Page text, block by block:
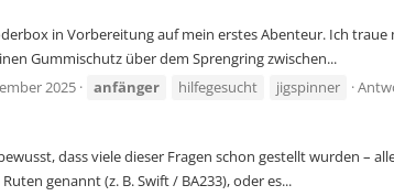
in Vorbereitung auf mein erstes Abenteur. Ich
Gummischutz über dem Sprengring zwischen...
2025 anfänger hilfegesucht jigspinner
dass viele dieser Fragen schon gestellt wurden –
genannt (z. B. Swift / BA233), oder es...